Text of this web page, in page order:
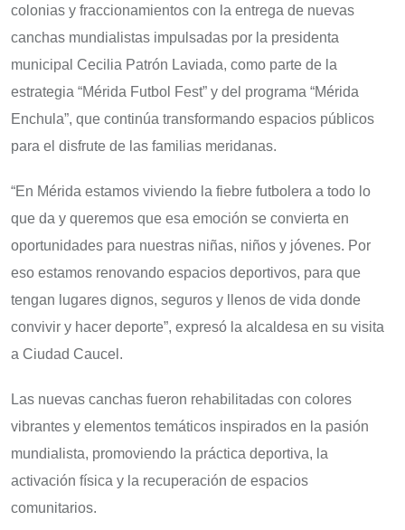
colonias y fraccionamientos con la entrega de nuevas
canchas mundialistas impulsadas por la presidenta
municipal Cecilia Patrón Laviada, como parte de la
estrategia “Mérida Futbol Fest” y del programa “Mérida
Enchula”, que continúa transformando espacios públicos
para el disfrute de las familias meridanas.
“En Mérida estamos viviendo la fiebre futbolera a todo lo
que da y queremos que esa emoción se convierta en
oportunidades para nuestras niñas, niños y jóvenes. Por
eso estamos renovando espacios deportivos, para que
tengan lugares dignos, seguros y llenos de vida donde
convivir y hacer deporte”, expresó la alcaldesa en su visita
a Ciudad Caucel.
Las nuevas canchas fueron rehabilitadas con colores
vibrantes y elementos temáticos inspirados en la pasión
mundialista, promoviendo la práctica deportiva, la
activación física y la recuperación de espacios
comunitarios.